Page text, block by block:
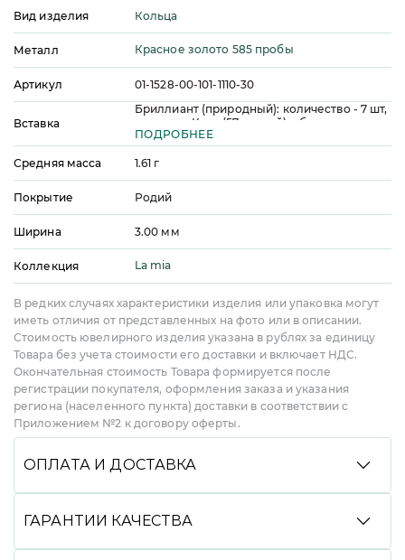
Вид изделия Кольца
Металл Красное золото 585 пробы
Артикул 01-1528-00-101-1110-30
Вставка
Бриллиант (природный): количество - 7 шт,
огранка - Круг (57 граней), общая масса -
0,03 ct, цвет - 4, чистота - 5, качество
огранки - А
ПОДРОБНЕЕ
Средняя масса 1.61 г
Покрытие Родий
Ширина 3.00 мм
Коллекция La mia
В редких случаях характеристики изделия или упаковка могут
иметь отличия от представленных на фото или в описании.
Стоимость ювелирного изделия указана в рублях за единицу
Товара без учета стоимости его доставки и включает НДС.
Окончательная стоимость Товара формируется после
регистрации покупателя, оформления заказа и указания
региона (населенного пункта) доставки в соответствии с
Приложением №2 к договору оферты.
ОПЛАТА И ДОСТАВКА
банковской картой онлайн, через СБП, Долями,
сервиса Яндекс Сплит, а также при получении
ГАРАНТИИ КАЧЕСТВА